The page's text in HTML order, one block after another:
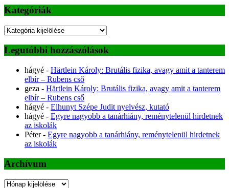
Kategóriák
Kategóriák
Legutóbbi hozzászólások
hágyé - Härtlein Károly: Brutális fizika, avagy amit a tanterem
elbír – Rubens cső
geza - Härtlein Károly: Brutális fizika, avagy amit a tanterem
elbír – Rubens cső
hágyé - Elhunyt Szépe Judit nyelvész, kutató
hágyé - Egyre nagyobb a tanárhiány, reménytelenül hirdetnek
az iskolák
Péter- Egyre nagyobb a tanárhiány, reménytelenül hirdetnek
az iskolák
Archívum
Archívum